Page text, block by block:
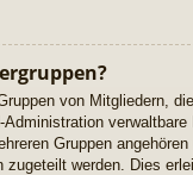
von Mitgliedern,
verwaltbare
Gruppen
zugeteilt werden. Dies